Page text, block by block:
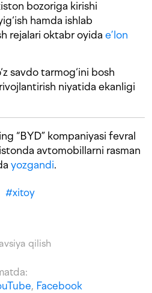
bozoriga kirishi
hamda ishlab
rejalari oktabr oyida e’lon
savdo tarmog‘ini bosh
niyatida ekanligi
“BYD” kompaniyasi fevral
avtomobillarni rasman
yozgandi.
#xitoy
qilish
, Facebook